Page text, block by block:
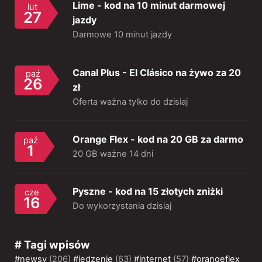
lut
27
Lime - kod na 10 minut darmowej
jazdy
Darmowe 10 minut jazdy
paź
26
Canal Plus - El Clásico na żywo za 20
zł
Oferta ważna tylko do dzisiaj
paź
1
Orange Flex - kod na 20 GB za darmo
20 GB ważne 14 dni
cze
16
Pyszne - kod na 15 złotych zniżki
Do wykorzystania dzisiaj
# Tagi wpisów
#newsy (206) #jedzenie (63) #internet (57) #orangeflex